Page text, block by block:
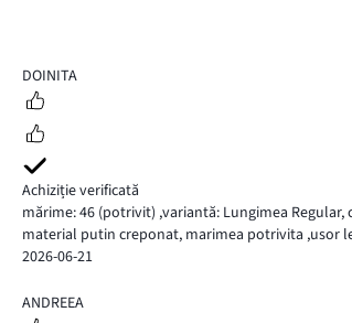
5
DOINITA
Achiziție verificată
mărime: 46 (potrivit) ,variantă: Lungimea Regular,
material putin creponat, marimea potrivita ,usor
2026-06-21
5
ANDREEA